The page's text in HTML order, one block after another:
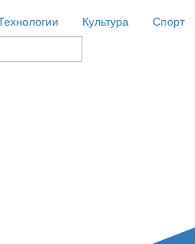
Культура Спорт